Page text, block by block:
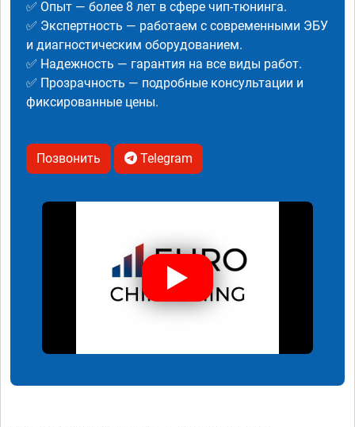
✅ Опыт — более 8 лет в сфере чип-тюнинга.
✅ Экспертность — работаем с современными ЭБУ
и диагностическим оборудованием.
✅ Надежность — гарантия на все виды работ.
✅ Прозрачность — подробные консультации и
фиксированные цены.
Позвонить Telegram